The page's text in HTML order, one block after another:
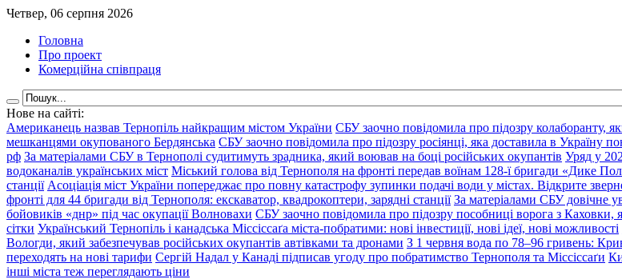
Четвер, 06 серпня 2026
Головна
Про проект
Комерційна співпраця
Нове на сайті:
Американець назвав Тернопіль найкращим містом України СБУ заочно повідомила про підозру колаборанту,
мешканцями окупованого Бердянська СБУ заочно повідомила про підозру росіянці, яка доставила в Україну
рф За матеріалами СБУ в Тернополі судитимуть зрадника, який воював на боці російських окупантів Уряд у
водоканалів українських міст Міський голова від Тернополя на фронті передав воїнам 128-ї бригади «Дике
станції Асоціація міст України попереджає про повну катастрофу зупинки подачі води у містах. Відкрите
фронті для 44 бригади від Тернополя: екскаватор, квадрокоптери, зарядні станції За матеріалами СБУ довічне
бойовиків «днр» під час окупації Волновахи СБУ заочно повідомила про підозру пособниці ворога з Каховки,
сітки Український Тернопіль і канадська Міссіссаґа міста-побратими: нові інвестиції, нові ідеї, нові можливості
Вологди, який забезпечував російських окупантів автівками та дронами З 1 червня вода по 78–96 гривень:
переходять на нові тарифи Сергій Надал у Канаді підписав угоду про побратимство Тернополя та Міссіссаґи
інші міста теж переглядають ціни